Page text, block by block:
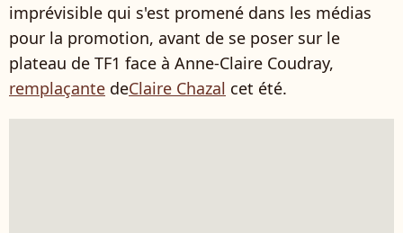
imprévisible qui s'est promené dans les médias
pour la promotion, avant de se poser sur le
plateau de TF1 face à Anne-Claire Coudray,
remplaçante deClaire Chazal cet été.